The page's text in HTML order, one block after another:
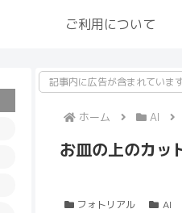
ご利用について
記事内に広告が含まれていま
ホーム AI
お皿の上のカ
フォトリアル AI